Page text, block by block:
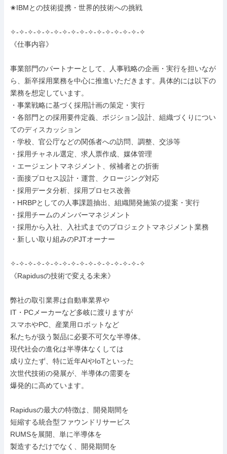
✬IBMとの技術提携・世界的技術への挑戦
✧-✧-✧-✧-✧-✧-✧-✧-✧-✧-✧-✧-✧-✧-✧-✧
《仕事内容》
事業部門のパートナーとして、人事戦略の企画・実行を担いなが
ら、新卒採用業務を中心に推進いただきます。具体的には以下の
業務を想定しています。
・事業戦略に基づく採用計画の策定・実行
・各部門との採用要件定義、ポジション設計、組織づくりについ
てのディスカッション
・学校、官公庁などの関係者への訪問、調整、交渉等
・採用チャネル選定、求人票作成、媒体管理
・エージェントマネジメント、候補者との折衝
・面接プロセス設計・運営、クロージング対応
・採用データ分析、採用プロセス改善
・HRBPとしての人事課題抽出、組織開発施策の提案・実行
・採用チームのメンバーマネジメント
・採用から入社、入社式までのプロジェクトマネジメント業務
・新しい取り組みのPJTオーナー
✧-✧-✧-✧-✧-✧-✧-✧-✧-✧-✧-✧-✧-✧-✧-✧
《Rapidusの技術で変える未来》
弊社の取引業界は自動車業界や
IT・PCメーカーなど多岐に渡りますが
スマホやPC、産業用ロボットなど
私たちが扱う製品に必要不可欠な半導体。
現代社会の進化は半導体なくしては
成り立たず、特に近年AIやIoTといった
次世代技術の発展が、半導体の需要を
爆発的に高めています。
Rapidusの最大の特徴は、開発期間を
短縮する統合型ファウンドリサービス
RUMSを展開、単に半導体を
製造するだけでなく、開発期間を